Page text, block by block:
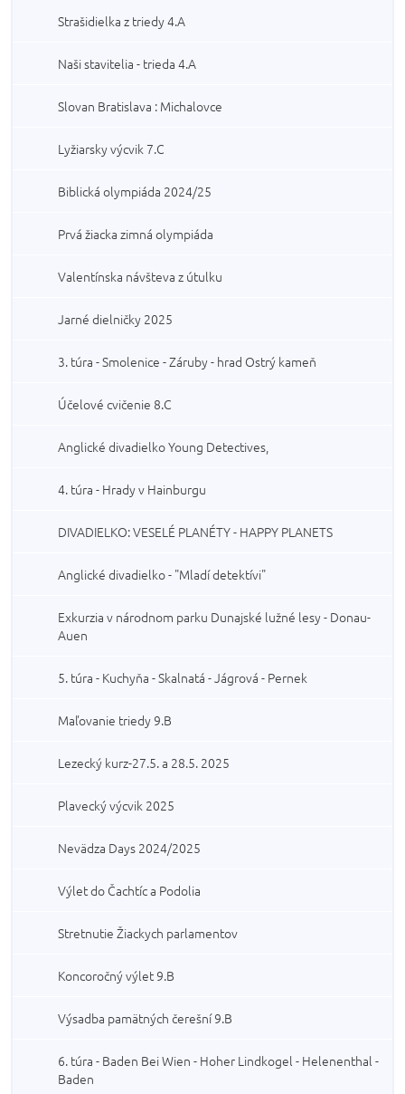
Strašidielka z triedy 4.A
Naši stavitelia - trieda 4.A
Slovan Bratislava : Michalovce
Lyžiarsky výcvik 7.C
Biblická olympiáda 2024/25
Prvá žiacka zimná olympiáda
Valentínska návšteva z útulku
Jarné dielničky 2025
3. túra - Smolenice - Záruby - hrad Ostrý kameň
Účelové cvičenie 8.C
Anglické divadielko Young Detectives,
4. túra - Hrady v Hainburgu
DIVADIELKO: VESELÉ PLANÉTY - HAPPY PLANETS
Anglické divadielko - "Mladí detektívi"
Exkurzia v národnom parku Dunajské lužné lesy - Donau-
Auen
5. túra - Kuchyňa - Skalnatá - Jágrová - Pernek
Maľovanie triedy 9.B
Lezecký kurz-27.5. a 28.5. 2025
Plavecký výcvik 2025
Nevädza Days 2024/2025
Výlet do Čachtíc a Podolia
Stretnutie Žiackych parlamentov
Koncoročný výlet 9.B
Výsadba pamätných čerešní 9.B
6. túra - Baden Bei Wien - Hoher Lindkogel - Helenenthal -
Baden